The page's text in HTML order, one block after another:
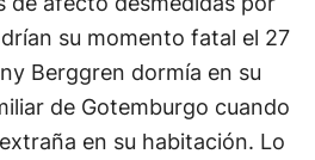
su momento fatal el 27
Berggren dormía en su
de Gotemburgo cuando
en su habitación. Lo